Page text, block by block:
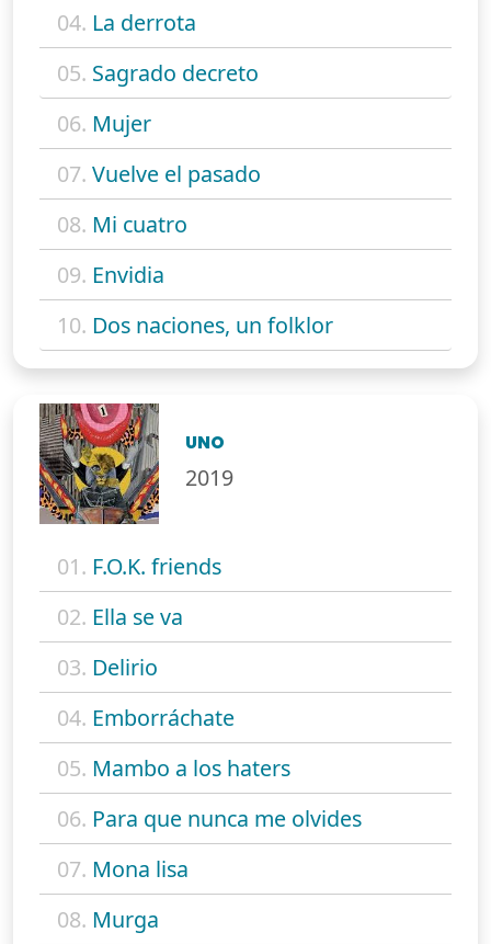
04. La derrota
05. Sagrado decreto
06. Mujer
07. Vuelve el pasado
08. Mi cuatro
09. Envidia
10. Dos naciones, un folklor
UNO
2019
01. F.O.K. friends
02. Ella se va
03. Delirio
04. Emborráchate
05. Mambo a los haters
06. Para que nunca me olvides
07. Mona lisa
08. Murga